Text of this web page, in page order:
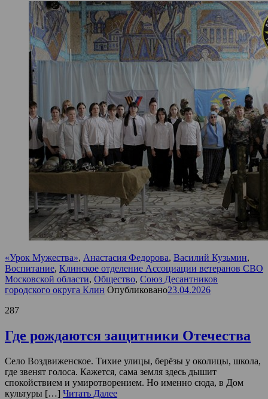
«Урок Мужества», Анастасия Федорова, Василий Кузьмин,
Воспитание, Клинское отделение Ассоциации ветеранов СВО
Московской области, Общество, Союз Десантников
городского округа Клин Опубликовано23.04.2026
287
Где рождаются защитники Отечества
Село Воздвиженское. Тихие улицы, берёзы у околицы, школа,
где звенят голоса. Кажется, сама земля здесь дышит
спокойствием и умиротворением. Но именно сюда, в Дом
культуры […] Читать Далее